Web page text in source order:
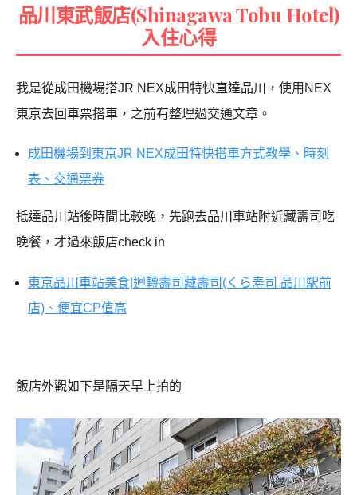
品川東武飯店(Shinagawa Tobu Hotel)
入住心得
我是從成田機場搭JR NEX成田特快直達品川，使用NEX
東京去回車票搭車，之前有整理過交通文章。
成田機場到東京JR NEX成田特快搭車方式教學、時刻
表、交通票券
抵達品川站後時間比較晚，先跑去品川車站附近藏壽司吃
晚餐，才過來飯店check in
東京品川車站美食|迴轉壽司藏壽司(くら寿司 品川駅前
店)、便宜CP值高
飯店外觀如下是隔天早上拍的